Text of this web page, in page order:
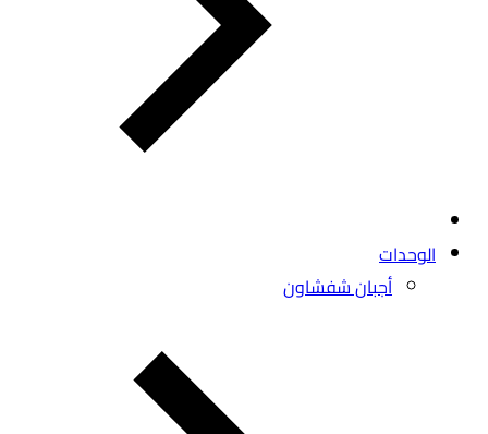
الوحدات
أجبان شفشاون